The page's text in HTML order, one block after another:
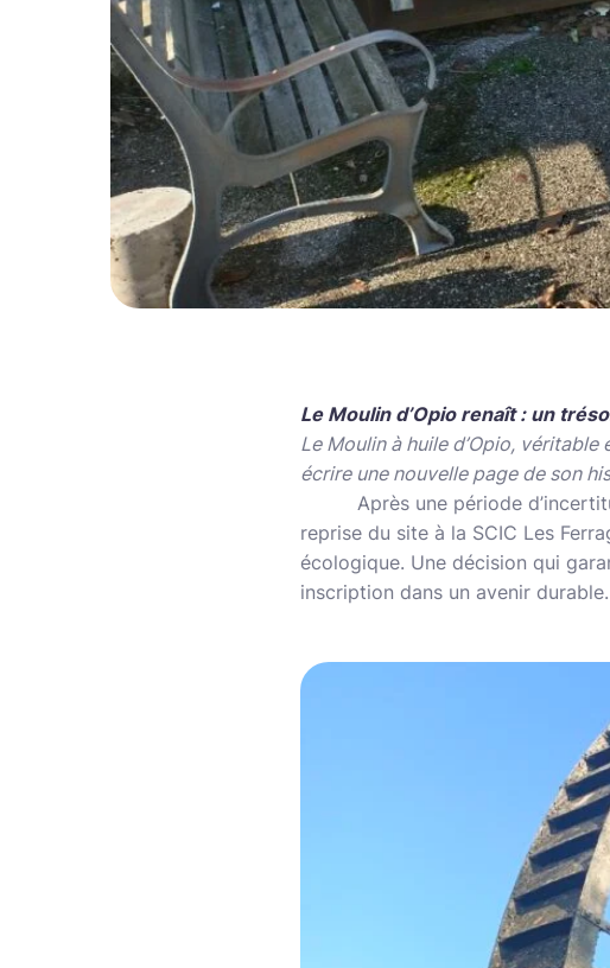
Le Moulin d’Opio renaît : un
Le Moulin à huile d’Opio,
écrire une nouvelle page de son
Après une période
reprise du site à la SCIC Les
écologique. Une décision qui
inscription dans un avenir durable.